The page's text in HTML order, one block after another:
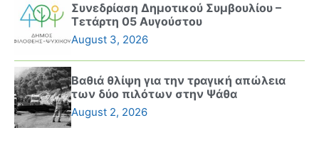
Συνεδρίαση Δημοτικού Συμβουλίου –
Τετάρτη 05 Αυγούστου
August 3, 2026
Βαθιά θλίψη για την τραγική απώλεια
των δύο πιλότων στην Ψάθα
August 2, 2026